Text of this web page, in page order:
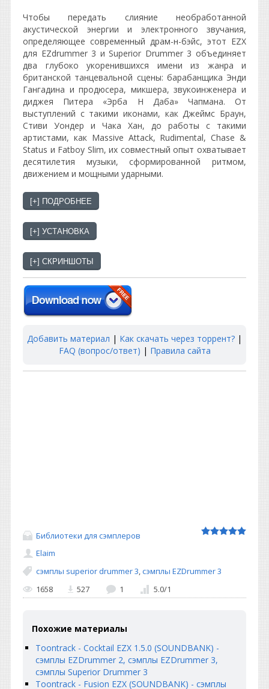
Чтобы передать слияние необработанной
акустической энергии и электронного звучания,
определяющее современный драм-н-бэйс, этот EZX
для EZdrummer 3 и Superior Drummer 3 объединяет
два глубоко укоренившихся имени из жанра и
британской танцевальной сцены: барабанщика Энди
Гангадина и продюсера, микшера, звукоинженера и
диджея Питера «Эрба Н Даба» Чапмана. От
выступлений с такими иконами, как Джеймс Браун,
Стиви Уондер и Чака Хан, до работы с такими
артистами, как Massive Attack, Rudimental, Chase &
Status и Fatboy Slim, их совместный опыт охватывает
десятилетия музыки, сформированной ритмом,
движением и мощными ударными.
Добавить материал | Как скачать через торрент? |
FAQ (вопрос/ответ) | Правила сайта
Библиотеки для сэмплеров
Elaim
сэмплы superior drummer 3 сэмплы EZDrummer 3
1658
527 1 5.0/1
Похожие материалы
Toontrack - Cocktail EZX 1.5.0 (SOUNDBANK) -
сэмплы EZDrummer 2, сэмплы EZDrummer 3,
сэмплы Superior Drummer 3
Toontrack - Fusion EZX (SOUNDBANK) - сэмплы